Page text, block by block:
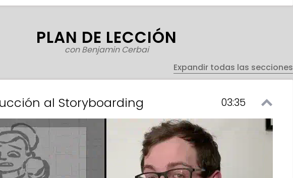
PLAN DE LECCIÓN
con Benjamin Cerbai
Expandir todas las secciones
al Storyboarding 03:35